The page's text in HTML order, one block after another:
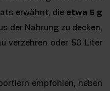
erwähnt, die etwa 5 g
der Nahrung zu decken,
verzehren oder 50 Liter
empfohlen, neben